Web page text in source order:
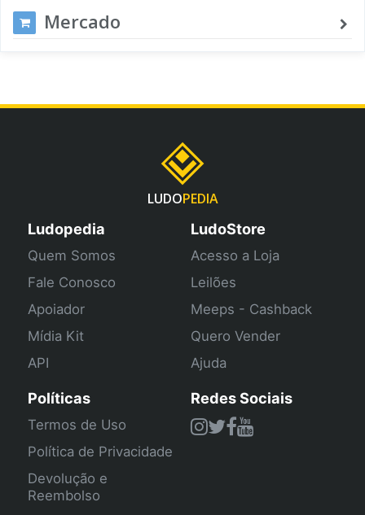
Mercado
LUDOPEDIA
Ludopedia
Quem Somos
Fale Conosco
Apoiador
Mídia Kit
API
LudoStore
Acesso a Loja
Leilões
Meeps - Cashback
Quero Vender
Ajuda
Políticas
Termos de Uso
Política de Privacidade
Devolução e
Reembolso
Redes Sociais